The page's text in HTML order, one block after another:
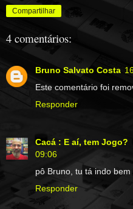
Compartilhar
4 comentários:
Bruno Salvato Costa
Este comentário foi
Responder
Cacá : E aí, tem Jogo?
09:06
pô Bruno, tu tá indo bem
Responder